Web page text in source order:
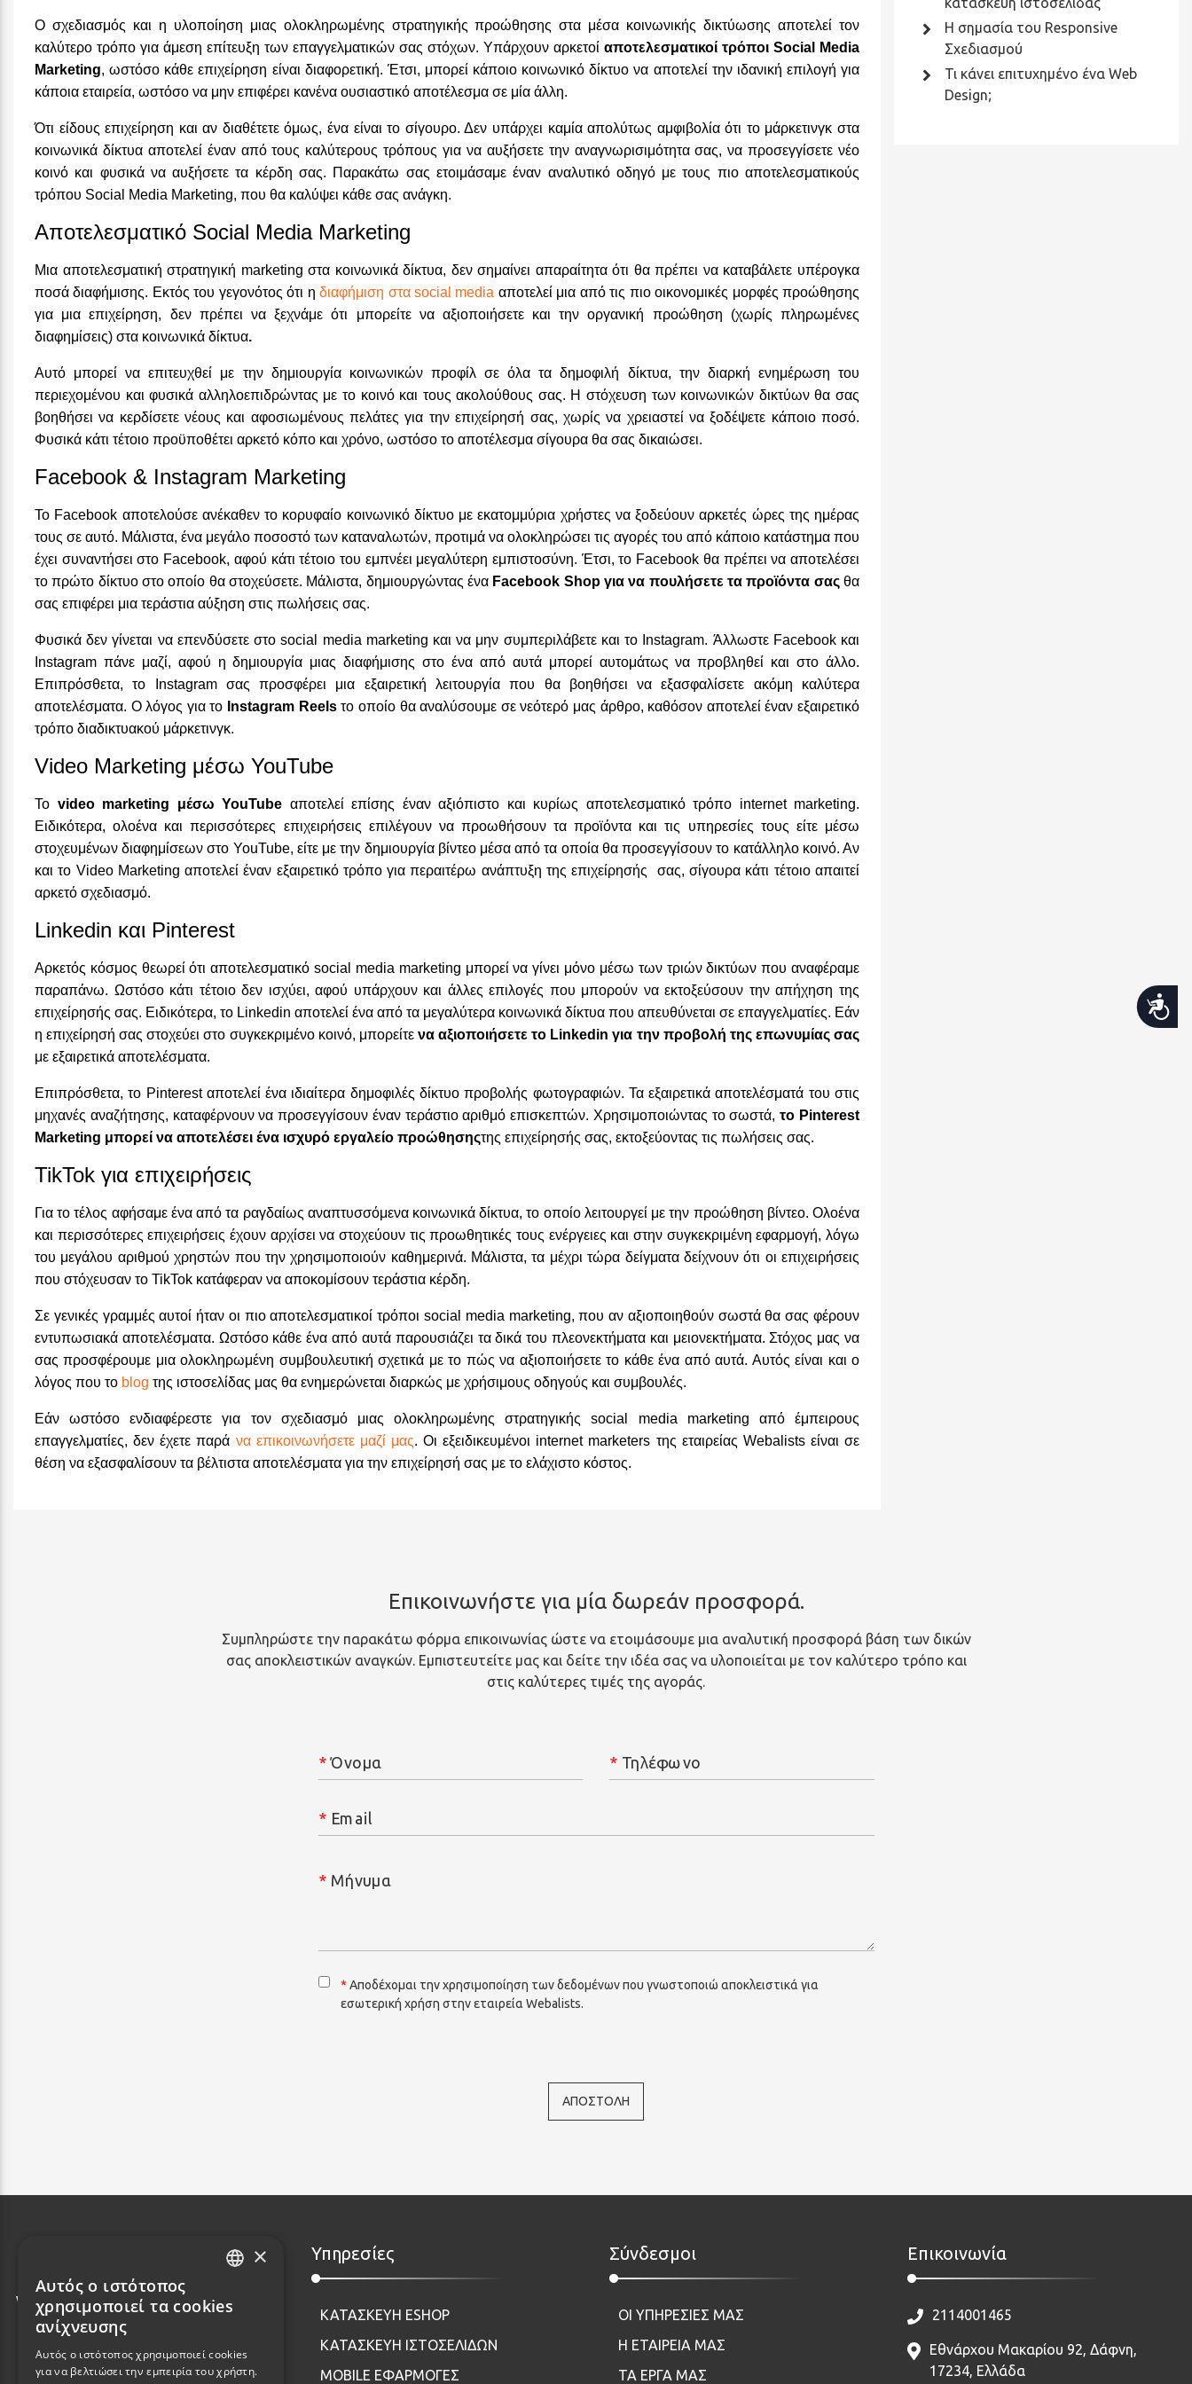
Προσβασιμότητα
Ο σχεδιασμός και η υλοποίηση μιας ολοκληρωμένης στρατηγικής προώθησης στα μέσα κοινωνικής δικτύωσης αποτελεί τον
καλύτερο τρόπο για άμεση επίτευξη των επαγγελματικών σας στόχων. Υπάρχουν αρκετοί αποτελεσματικοί τρόποι Social Media
Marketing, ωστόσο κάθε επιχείρηση είναι διαφορετική. Έτσι, μπορεί κάποιο κοινωνικό δίκτυο να αποτελεί την ιδανική επιλογή για
κάποια εταιρεία, ωστόσο να μην επιφέρει κανένα ουσιαστικό αποτέλεσμα σε μία άλλη.
Ότι είδους επιχείρηση και αν διαθέτετε όμως, ένα είναι το σίγουρο. Δεν υπάρχει καμία απολύτως αμφιβολία ότι το μάρκετινγκ στα
κοινωνικά δίκτυα αποτελεί έναν από τους καλύτερους τρόπους για να αυξήσετε την αναγνωρισιμότητα σας, να προσεγγίσετε νέο
κοινό και φυσικά να αυξήσετε τα κέρδη σας. Παρακάτω σας ετοιμάσαμε έναν αναλυτικό οδηγό με τους πιο αποτελεσματικούς
τρόπου Social Media Marketing, που θα καλύψει κάθε σας ανάγκη.
Αποτελεσματικό Social Media Marketing
Μια αποτελεσματική στρατηγική marketing στα κοινωνικά δίκτυα, δεν σημαίνει απαραίτητα ότι θα πρέπει να καταβάλετε υπέρογκα
ποσά διαφήμισης. Εκτός του γεγονότος ότι ηδιαφήμιση στα social media αποτελεί μια από τις πιο οικονομικές μορφές προώθησης
για μια επιχείρηση, δεν πρέπει να ξεχνάμε ότι μπορείτε να αξιοποιήσετε και την οργανική προώθηση (χωρίς πληρωμένες
διαφημίσεις) στα κοινωνικά δίκτυα.
Αυτό μπορεί να επιτευχθεί με την δημιουργία κοινωνικών προφίλ σε όλα τα δημοφιλή δίκτυα, την διαρκή ενημέρωση του
περιεχομένου και φυσικά αλληλοεπιδρώντας με το κοινό και τους ακολούθους σας. Η στόχευση των κοινωνικών δικτύων θα σας
βοηθήσει να κερδίσετε νέους και αφοσιωμένους πελάτες για την επιχείρησή σας, χωρίς να χρειαστεί να ξοδέψετε κάποιο ποσό.
Φυσικά κάτι τέτοιο προϋποθέτει αρκετό κόπο και χρόνο, ωστόσο το αποτέλεσμα σίγουρα θα σας δικαιώσει.
Facebook & Instagram Marketing
Το Facebook αποτελούσε ανέκαθεν το κορυφαίο κοινωνικό δίκτυο με εκατομμύρια χρήστες να ξοδεύουν αρκετές ώρες της ημέρας
τους σε αυτό. Μάλιστα, ένα μεγάλο ποσοστό των καταναλωτών, προτιμά να ολοκληρώσει τις αγορές του από κάποιο κατάστημα που
έχει συναντήσει στο Facebook, αφού κάτι τέτοιο του εμπνέει μεγαλύτερη εμπιστοσύνη. Έτσι, το Facebook θα πρέπει να αποτελέσει
το πρώτο δίκτυο στο οποίο θα στοχεύσετε. Μάλιστα, δημιουργώντας ένα Facebook Shop για να πουλήσετε τα προϊόντα σαςθα
σας επιφέρει μια τεράστια αύξηση στις πωλήσεις σας.
Φυσικά δεν γίνεται να επενδύσετε στο social media marketing και να μην συμπεριλάβετε και το Instagram. Άλλωστε Facebook και
Instagram πάνε μαζί, αφού η δημιουργία μιας διαφήμισης στο ένα από αυτά μπορεί αυτομάτως να προβληθεί και στο άλλο.
Επιπρόσθετα, το Instagram σας προσφέρει μια εξαιρετική λειτουργία που θα βοηθήσει να εξασφαλίσετε ακόμη καλύτερα
αποτελέσματα. Ο λόγος για το Instagram Reelsτο οποίο θα αναλύσουμε σε νεότερό μας άρθρο, καθόσον αποτελεί έναν εξαιρετικό
τρόπο διαδικτυακού μάρκετινγκ.
Video Marketing μέσω YouTube
Το video marketing μέσω YouTube αποτελεί επίσης έναν αξιόπιστο και κυρίως αποτελεσματικό τρόπο internet marketing.
Ειδικότερα, ολοένα και περισσότερες επιχειρήσεις επιλέγουν να προωθήσουν τα προϊόντα και τις υπηρεσίες τους είτε μέσω
στοχευμένων διαφημίσεων στο YouTube, είτε με την δημιουργία βίντεο μέσα από τα οποία θα προσεγγίσουν το κατάλληλο κοινό. Αν
και το Video Marketing αποτελεί έναν εξαιρετικό τρόπο για περαιτέρω ανάπτυξη της επιχείρησής σας, σίγουρα κάτι τέτοιο απαιτεί
αρκετό σχεδιασμό.
Linkedin και Pinterest
Αρκετός κόσμος θεωρεί ότι αποτελεσματικό social media marketing μπορεί να γίνει μόνο μέσω των τριών δικτύων που αναφέραμε
παραπάνω. Ωστόσο κάτι τέτοιο δεν ισχύει, αφού υπάρχουν και άλλες επιλογές που μπορούν να εκτοξεύσουν την απήχηση της
επιχείρησής σας. Ειδικότερα, το Linkedin αποτελεί ένα από τα μεγαλύτερα κοινωνικά δίκτυα που απευθύνεται σε επαγγελματίες. Εάν
η επιχείρησή σας στοχεύει στο συγκεκριμένο κοινό, μπορείτε να αξιοποιήσετε το Linkedin για την προβολή της επωνυμίας σας
με εξαιρετικά αποτελέσματα.
Επιπρόσθετα, το Pinterest αποτελεί ένα ιδιαίτερα δημοφιλές δίκτυο προβολής φωτογραφιών. Τα εξαιρετικά αποτελέσματά του στις
μηχανές αναζήτησης, καταφέρνουν να προσεγγίσουν έναν τεράστιο αριθμό επισκεπτών. Χρησιμοποιώντας το σωστά,το Pinterest
Marketing μπορεί να αποτελέσει ένα ισχυρό εργαλείο προώθησηςτης επιχείρησής σας, εκτοξεύοντας τις πωλήσεις σας.
TikTok για επιχειρήσεις
Για το τέλος αφήσαμε ένα από τα ραγδαίως αναπτυσσόμενα κοινωνικά δίκτυα, το οποίο λειτουργεί με την προώθηση βίντεο. Ολοένα
και περισσότερες επιχειρήσεις έχουν αρχίσει να στοχεύουν τις προωθητικές τους ενέργειες και στην συγκεκριμένη εφαρμογή, λόγω
του μεγάλου αριθμού χρηστών που την χρησιμοποιούν καθημερινά. Μάλιστα, τα μέχρι τώρα δείγματα δείχνουν ότι οι επιχειρήσεις
που στόχευσαν το TikTok κατάφεραν να αποκομίσουν τεράστια κέρδη.
Σε γενικές γραμμές αυτοί ήταν οι πιο αποτελεσματικοί τρόποι social media marketing, που αν αξιοποιηθούν σωστά θα σας φέρουν
εντυπωσιακά αποτελέσματα. Ωστόσο κάθε ένα από αυτά παρουσιάζει τα δικά του πλεονεκτήματα και μειονεκτήματα. Στόχος μας να
σας προσφέρουμε μια ολοκληρωμένη συμβουλευτική σχετικά με το πώς να αξιοποιήσετε το κάθε ένα από αυτά. Αυτός είναι και ο
λόγος που το blog της ιστοσελίδας μας θα ενημερώνεται διαρκώς με χρήσιμους οδηγούς και συμβουλές.
Εάν ωστόσο ενδιαφέρεστε για τον σχεδιασμό μιας ολοκληρωμένης στρατηγικής social media marketing από έμπειρους
επαγγελματίες, δεν έχετε παρά να επικοινωνήσετε μαζί μας. Οι εξειδικευμένοι internet marketers της εταιρείας Webalists είναι σε
θέση να εξασφαλίσουν τα βέλτιστα αποτελέσματα για την επιχείρησή σας με το ελάχιστο κόστος.
Η σημασία του Responsive
Σχεδιασμού
Τι κάνει επιτυχημένο ένα Web
Design;
Επικοινωνήστε για μία δωρεάν προσφορά.
Συμπληρώστε την παρακάτω φόρμα επικοινωνίας ώστε να ετοιμάσουμε μια αναλυτική προσφορά βάση των δικών
σας αποκλειστικών αναγκών. Εμπιστευτείτε μας και δείτε την ιδέα σας να υλοποιείται με τον καλύτερο τρόπο και
στις καλύτερες τιμές της αγοράς.
*Όνομα * Τηλέφωνο
*Email
*Μήνυμα
* Αποδέχομαι την χρησιμοποίηση των δεδομένων που γνωστοποιώ αποκλειστικά για
εσωτερική χρήση στην εταιρεία Webalists.
ΑΠΟΣΤΟΛΗ
Υπηρεσίες
ΚΑΤΑΣΚΕΥΗ ESHOP
ΚΑΤΑΣΚΕΥΗ ΙΣΤΟΣΕΛΙΔΩΝ
MOBILE ΕΦΑΡΜΟΓΕΣ
Σύνδεσμοι
ΟΙ ΥΠΗΡΕΣΙΕΣ ΜΑΣ
Η ΕΤΑΙΡΕΙΑ ΜΑΣ
ΤΑ ΕΡΓΑ ΜΑΣ
Επικοινωνία
2114001465
Εθνάρχου Μακαρίου 92, Δάφνη,
17234, Ελλάδα
×
Αυτός ο ιστότοπος
χρησιμοποιεί τα cookies
ανίχνευσης
Αυτός ο ιστότοπος χρησιμοποιεί cookies
για να βελτιώσει την εμπειρία του χρήστη.